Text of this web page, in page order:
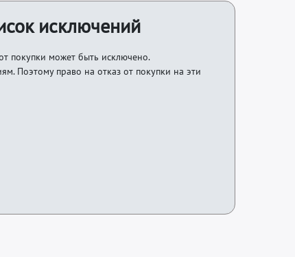
исключений
покупки может быть исключено.
Поэтому право на отказ от покупки на эти